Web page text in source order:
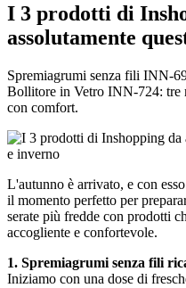
I 3 prodotti di
assolutamente
Spremiagrumi senza fili INN-
Bollitore in Vetro INN-724: tre
con comfort.
L'autunno è arrivato, e con
il momento perfetto per
serate più fredde con prodotti
accogliente e confortevole.
1. Spremiagrumi senza fili
Iniziamo con una dose di